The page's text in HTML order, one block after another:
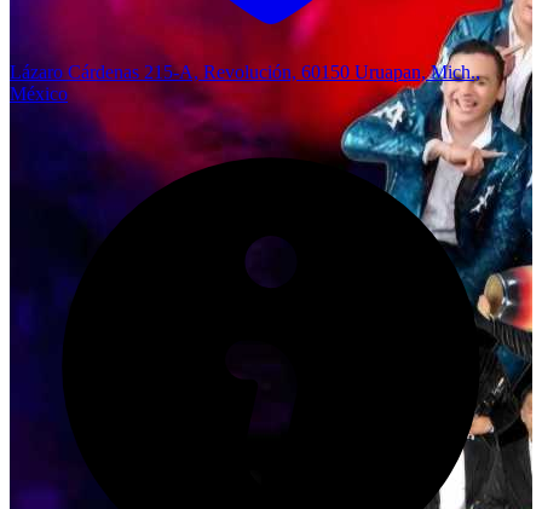
Lázaro Cárdenas 215-A, Revolución, 60150 Uruapan, Mich.,
México